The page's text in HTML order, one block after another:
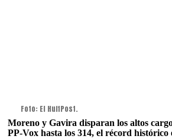
Foto: El HuffPost.
Moreno y Gavira disparan los altos
PP-Vox hasta los 314, el récord histórico